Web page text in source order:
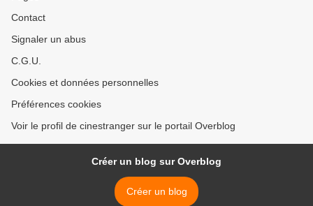
Contact
Signaler un abus
C.G.U.
Cookies et données personnelles
Préférences cookies
Voir le profil de cinestranger sur le portail Overblog
Créer un blog sur Overblog
Créer un blog